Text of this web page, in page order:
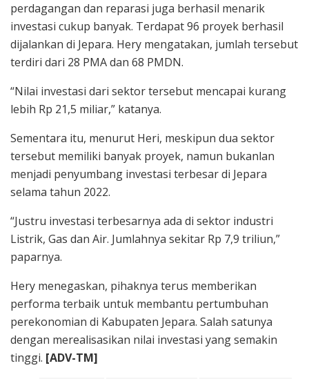
perdagangan dan reparasi juga berhasil menarik
investasi cukup banyak. Terdapat 96 proyek berhasil
dijalankan di Jepara. Hery mengatakan, jumlah tersebut
terdiri dari 28 PMA dan 68 PMDN.
“Nilai investasi dari sektor tersebut mencapai kurang
lebih Rp 21,5 miliar,” katanya.
Sementara itu, menurut Heri, meskipun dua sektor
tersebut memiliki banyak proyek, namun bukanlan
menjadi penyumbang investasi terbesar di Jepara
selama tahun 2022.
“Justru investasi terbesarnya ada di sektor industri
Listrik, Gas dan Air. Jumlahnya sekitar Rp 7,9 triliun,”
paparnya.
Hery menegaskan, pihaknya terus memberikan
performa terbaik untuk membantu pertumbuhan
perekonomian di Kabupaten Jepara. Salah satunya
dengan merealisasikan nilai investasi yang semakin
tinggi. [ADV-TM]